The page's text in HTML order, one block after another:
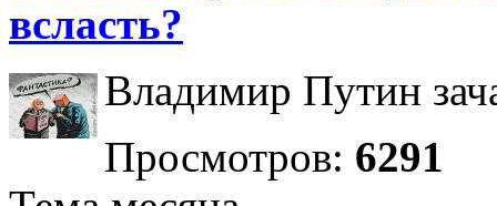
всласть?
Владимир Путин
Просмотров: 6291